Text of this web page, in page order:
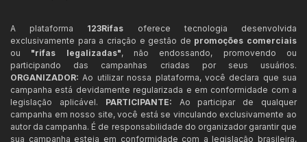
A plataforma 123Rifas oferece tecnologia desenvolvida
exclusivamente para a criação e gestão de promoções comerciais
ou "rifas legalizadas", não endossando, promovendo ou
participando das campanhas criadas por seus usuários.
ORGANIZADOR: Ao utilizar nossa plataforma, você declara que sua
campanha está devidamente regularizada e em conformidade com a
legislação aplicável. PARTICIPANTE: Ao participar de qualquer
campanha em nosso site, você está se vinculando exclusivamente ao
autor da campanha. É de responsabilidade do organizador garantir que
sua campanha esteja em conformidade com a legislação brasileira,